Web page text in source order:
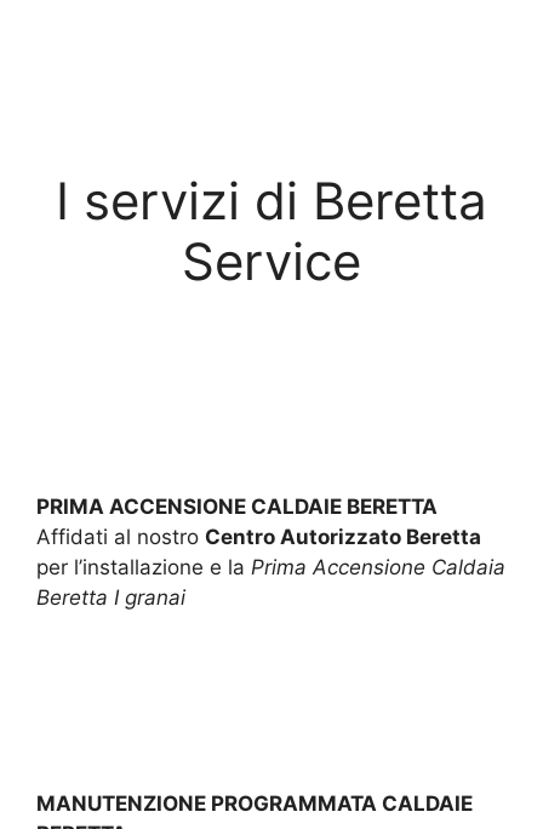
I servizi di Beretta
Service
PRIMA ACCENSIONE CALDAIE BERETTA
Affidati al nostro Centro Autorizzato Beretta
per l’installazione e la Prima Accensione Caldaia
Beretta I granai
MANUTENZIONE PROGRAMMATA CALDAIE